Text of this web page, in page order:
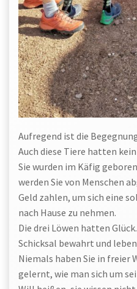
Aufregend ist die
Auch diese Tiere hatten
Sie wurden im Käfig
werden Sie von Menschen
Geld zahlen, um sich eine
nach Hause zu nehmen.
Die drei Löwen hatten
Schicksal bewahrt und
Niemals haben Sie in freier
gelernt, wie man sich um